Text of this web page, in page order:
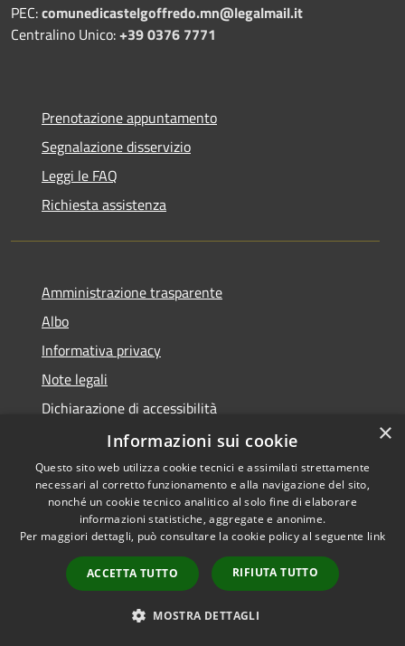
PEC:comunedicastelgoffredo.mn@legalmail.it
Centralino Unico:+39 0376 7771
Prenotazione appuntamento
Segnalazione disservizio
Leggi le FAQ
Richiesta assistenza
Amministrazione trasparente
Albo
Informativa privacy
Note legali
Dichiarazione di accessibilità
Piano di miglioramento
RSS
Accessibilità
Copyright © 2026 • Comune di
Castel Goffredo • Powered by
Municipium•
Accesso
redazione
×
Informazioni sui cookie
Questo sito web utilizza cookie tecnici e assimilati strettamente
necessari al corretto funzionamento e alla navigazione del sito,
nonché un cookie tecnico analitico al solo fine di elaborare
informazioni statistiche, aggregate e anonime.
Per maggiori dettagli, può consultare la cookie policy al seguente link
ACCETTA TUTTO RIFIUTA TUTTO
MOSTRA DETTAGLI